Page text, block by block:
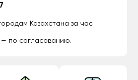
Казахстана за час
по согласованию.